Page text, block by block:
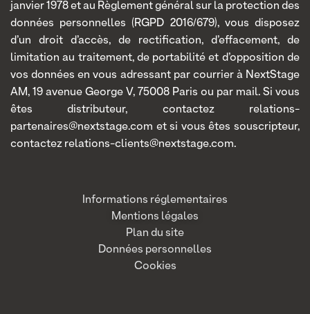
janvier 1978 et au Règlement général sur la protection des
données personnelles (RGPD 2016/679), vous disposez
d’un droit d’accès, de rectification, d’effacement, de
limitation au traitement, de portabilité et d’opposition de
vos données en vous adressant par courrier à NextStage
AM, 19 avenue George V, 75008 Paris ou par mail. Si vous
êtes distributeur, contactez relations-
partenaires@nextstage.com et si vous êtes souscripteur,
contactez relations-clients@nextstage.com.
Informations réglementaires
Mentions légales
Plan du site
Données personnelles
Cookies